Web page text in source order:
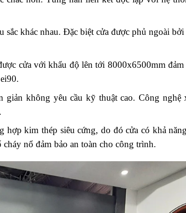
sắc khác nhau. Đặc biệt cửa được phủ ngoài
cửa với khẩu độ lên tới 8000x6500mm đảm
giản không yêu cầu kỹ thuật cao. Công nghệ
hợp kim thép siêu cứng, do đó cửa có khả
nổ đảm bảo an toàn cho công trình.